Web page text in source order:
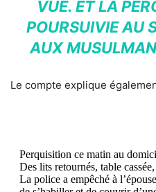
VUE. ET LA
POURSUIVIE AU
AUX
Le compte explique
Perquisition ce matin au
Des lits retournés, table
La police a empêché à